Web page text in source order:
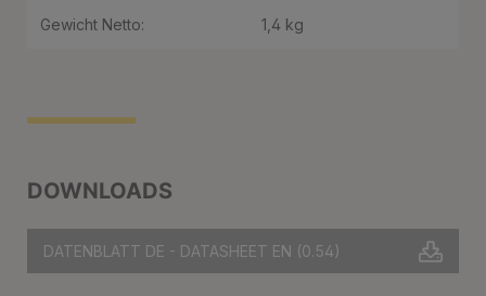
DOWNLOADS
DATENBLATT DE - DATASHEET EN (0.54)
Gewicht Netto: 1,4 kg